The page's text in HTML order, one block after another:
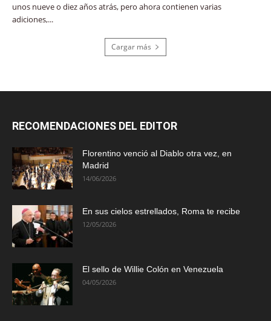
unos nueve o diez años atrás, pero ahora contienen varias
adiciones,...
Cargar más
RECOMENDACIONES DEL EDITOR
Florentino venció al Diablo otra vez, en
Madrid
14/06/2026
En sus cielos estrellados, Roma te recibe
12/05/2026
El sello de Willie Colón en Venezuela
04/05/2026